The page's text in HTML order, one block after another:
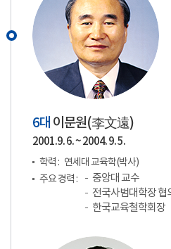
6대 이문원(李文遠)
2001.9. 6. ~ 2004. 9. 5.
학력 : 연세대 교육학(박사)
주요 경력 :
중앙대 교수
전국사범대학장 협
한국교육철학회장